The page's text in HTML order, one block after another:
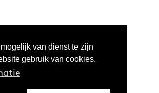
van dienst te zijn
gebruik van cookies.